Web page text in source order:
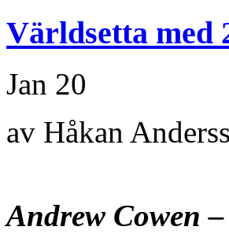
Världsetta med
Jan 20
av Håkan
Andrew Cowen